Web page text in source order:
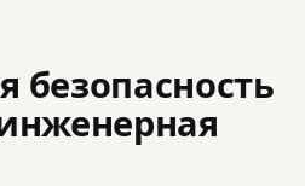
безопасность